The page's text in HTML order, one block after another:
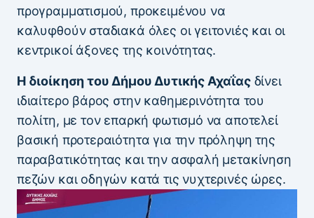
προγραμματισμού, προκειμένου να
καλυφθούν σταδιακά όλες οι γειτονιές και οι
κεντρικοί άξονες της κοινότητας.
Η διοίκηση του Δήμου Δυτικής Αχαΐαςδίνει
ιδιαίτερο βάρος στην καθημερινότητα του
πολίτη, με τον επαρκή φωτισμό να αποτελεί
βασική προτεραιότητα για την πρόληψη της
παραβατικότητας και την ασφαλή μετακίνηση
πεζών και οδηγών κατά τις νυχτερινές ώρες.